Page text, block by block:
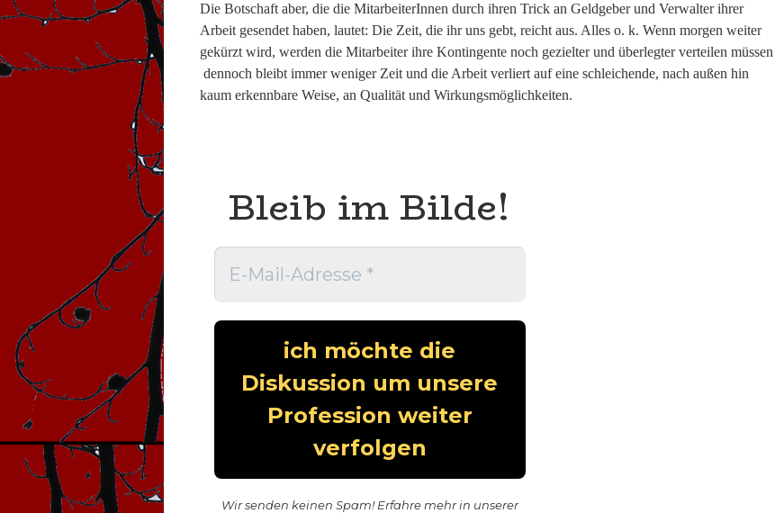
Die Botschaft aber, die die MitarbeiterInnen durch ihren Trick an Geldgeber und Verwalter ihrer
Arbeit gesendet haben, lautet: Die Zeit, die ihr uns gebt, reicht aus. Alles o. k. Wenn morgen weiter
gekürzt wird, werden die Mitarbeiter ihre Kontingente noch gezielter und überlegter verteilen müssen
 dennoch bleibt immer weniger Zeit und die Arbeit verliert auf eine schleichende, nach außen hin
kaum erkennbare Weise, an Qualität und Wirkungsmöglichkeiten.
Bleib im Bilde!
Wir senden keinen Spam! Erfahre mehr in unserer